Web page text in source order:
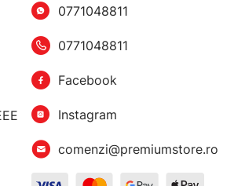
0771048811
0771048811
Facebook
Instagram
comenzi@premiumstore.ro